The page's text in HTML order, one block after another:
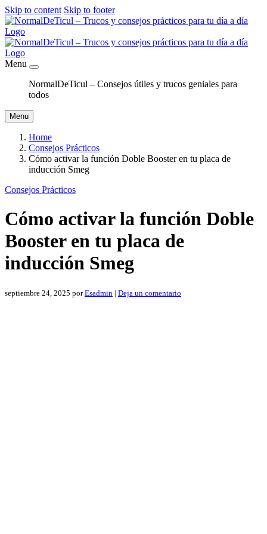
Skip to content Skip to footer
Menu
NormalDeTicul – Consejos útiles y trucos geniales para
todos
Menu
Home
Consejos Prácticos
Cómo activar la función Doble Booster en tu placa de
inducción Smeg
Consejos Prácticos
Cómo activar la función Doble
Booster en tu placa de
inducción Smeg
septiembre 24, 2025 porEsadmin | Deja un comentario